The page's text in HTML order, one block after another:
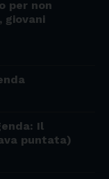
per non
giovani
Il
puntata)